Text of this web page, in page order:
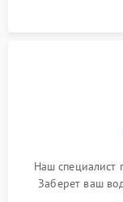
Наш специалист
Заберет ваш